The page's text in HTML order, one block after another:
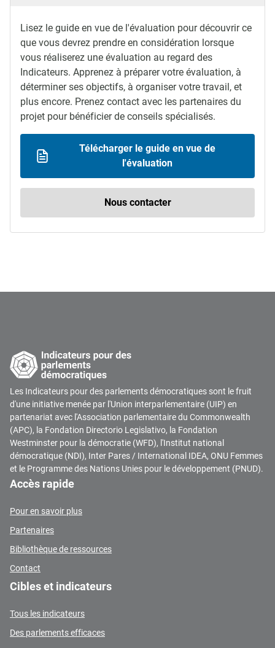
Lisez le guide en vue de l'évaluation pour découvrir ce
que vous devrez prendre en considération lorsque
vous réaliserez une évaluation au regard des
Indicateurs. Apprenez à préparer votre évaluation, à
déterminer ses objectifs, à organiser votre travail, et
plus encore. Prenez contact avec les partenaires du
projet pour bénéficier de conseils spécialisés.
Télécharger le guide en vue de
l'évaluation
Nous contacter
Les Indicateurs pour des parlements démocratiques sont le fruit
d'une initiative menée par l'Union interparlementaire (UIP) en
partenariat avec l'Association parlementaire du Commonwealth
(APC), la Fondation Directorio Legislativo, la Fondation
Westminster pour la démocratie (WFD), l'Institut national
démocratique (NDI), Inter Pares / International IDEA, ONU Femmes
et le Programme des Nations Unies pour le développement (PNUD).
Accès rapide
Pour en savoir plus
Partenaires
Bibliothèque de ressources
Contact
Cibles et indicateurs
Tous les indicateurs
Des parlements efficaces